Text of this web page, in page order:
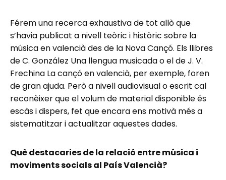
Férem una recerca exhaustiva de tot allò que
s’havia publicat a nivell teòric i històric sobre la
música en valencià des de la Nova Cançó. Els llibres
de C. González Una llengua musicada o el de J. V.
Frechina La cançó en valencià, per exemple, foren
de gran ajuda. Però a nivell audiovisual o escrit cal
reconèixer que el volum de material disponible és
escàs i dispers, fet que encara ens motivà més a
sistematitzar i actualitzar aquestes dades.
Què destacaries de la relació entre música i
moviments socials al País Valencià?